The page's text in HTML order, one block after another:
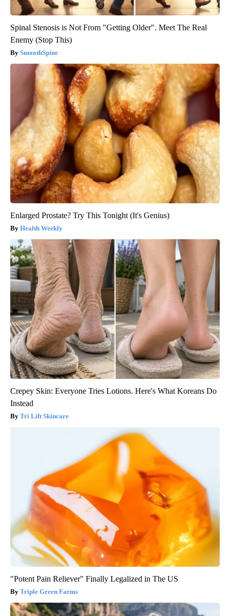
Spinal Stenosis is Not From "Getting Older". Meet The Real
Enemy (Stop This)
SmoothSpine
Enlarged Prostate? Try This Tonight (It's Genius)
Health Weekly
Crepey Skin: Everyone Tries Lotions. Here's What Koreans Do
Instead
Tri Lift Skincare
"Potent Pain Reliever" Finally Legalized in The US
Triple Green Farms